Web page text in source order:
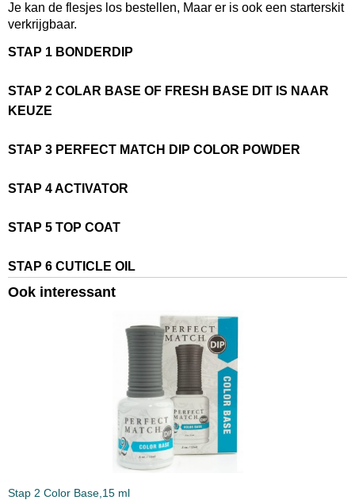
Je kan de flesjes los bestellen, Maar er is ook een starterskit
verkrijgbaar.
STAP 1 BONDERDIP
STAP 2 COLAR BASE OF FRESH BASE DIT IS NAAR
KEUZE
STAP 3 PERFECT MATCH DIP COLOR POWDER
STAP 4 ACTIVATOR
STAP 5 TOP COAT
STAP 6 CUTICLE OIL
Ook interessant
Stap 2 Color Base,15 ml